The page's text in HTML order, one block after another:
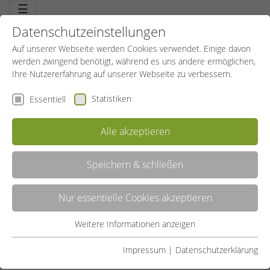
☰
LISTE
Datenschutzeinstellungen
Auf unserer Webseite werden Cookies verwendet. Einige davon
werden zwingend benötigt, während es uns andere ermöglichen,
Ihre Nutzererfahrung auf unserer Webseite zu verbessern.
Essentiell Statistiken
Alle akzeptieren
Speichern & schließen
Nur essentielle Cookies akzeptieren
Essentielle Cookies werden für grundlegende Funktionen der
Weitere Informationen anzeigen
Impressum | Datenschutzerklärung